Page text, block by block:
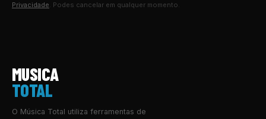
Privacidade. Podes cancelar em qualquer momento.
MUSICA
TOTAL
O Música Total utiliza ferramentas de